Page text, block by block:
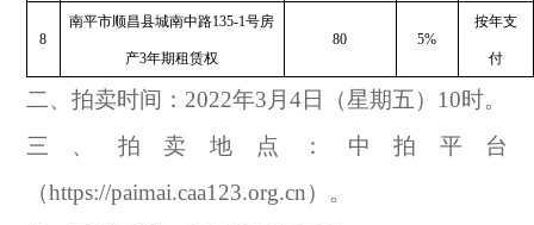
8
南平市顺昌县城南中路135-1号房
产3年期租赁权
80 5%
按年支
付
二、拍卖时间：2022年3月4日（星期五）10时。
三、拍卖地点：中拍平台
（https://paimai.caa123.org.cn）。